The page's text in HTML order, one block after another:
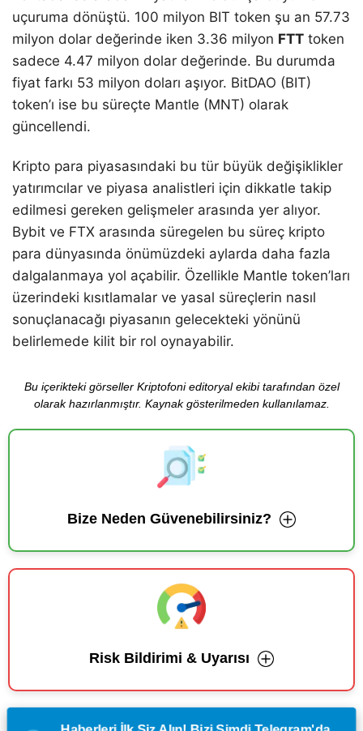
uçuruma dönüştü. 100 milyon BIT token şu an 57.73
milyon dolar değerinde iken 3.36 milyon FTT token
sadece 4.47 milyon dolar değerinde. Bu durumda
fiyat farkı 53 milyon doları aşıyor. BitDAO (BIT)
token’ı ise bu süreçte Mantle (MNT) olarak
güncellendi.
Kripto para piyasasındaki bu tür büyük değişiklikler
yatırımcılar ve piyasa analistleri için dikkatle takip
edilmesi gereken gelişmeler arasında yer alıyor.
Bybit ve FTX arasında süregelen bu süreç kripto
para dünyasında önümüzdeki aylarda daha fazla
dalgalanmaya yol açabilir. Özellikle Mantle token’ları
üzerindeki kısıtlamalar ve yasal süreçlerin nasıl
sonuçlanacağı piyasanın gelecekteki yönünü
belirlemede kilit bir rol oynayabilir.
Bu içerikteki görseller Kriptofoni editoryal ekibi tarafından özel
olarak hazırlanmıştır. Kaynak gösterilmeden kullanılamaz.
Bize Neden Güvenebilirsiniz?
Risk Bildirimi & Uyarısı